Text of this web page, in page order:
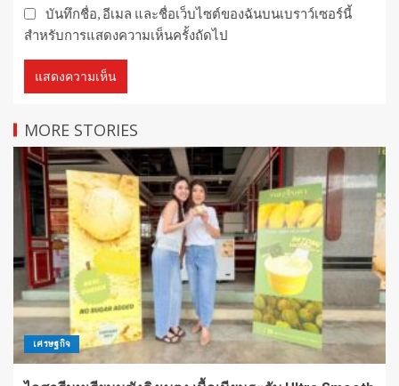
บันทึกชื่อ, อีเมล และชื่อเว็บไซต์ของฉันบนเบราว์เซอร์นี้
สำหรับการแสดงความเห็นครั้งถัดไป
MORE STORIES
เศรษฐกิจ